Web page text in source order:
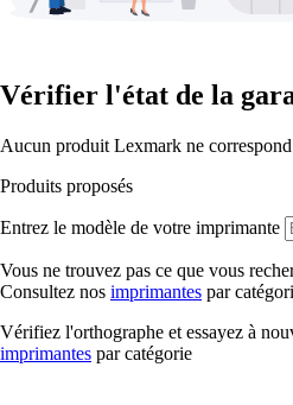
Vérifier l'état de la
Aucun produit Lexmark ne
Produits proposés
Entrez le modèle de votre imprimante
Vous ne trouvez pas ce que vous
Consultez nos imprimantes par
Vérifiez l'orthographe et essayez à
imprimantes par catégorie